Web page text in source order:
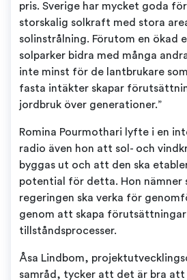
pris. Sverige har mycket goda
storskalig solkraft med stora
solinstrålning. Förutom en ökad
solparker bidra med många
inte minst för de lantbrukare
fasta intäkter skapar
jordbruk över generationer.”
Romina Pourmothari lyfte i en
radio även hon att sol- och
byggas ut och att den ska
potential för detta. Hon nämner
regeringen ska verka för
genom att skapa
tillståndsprocesser.
Åsa Lindbom,
samråd, tycker att det är bra att